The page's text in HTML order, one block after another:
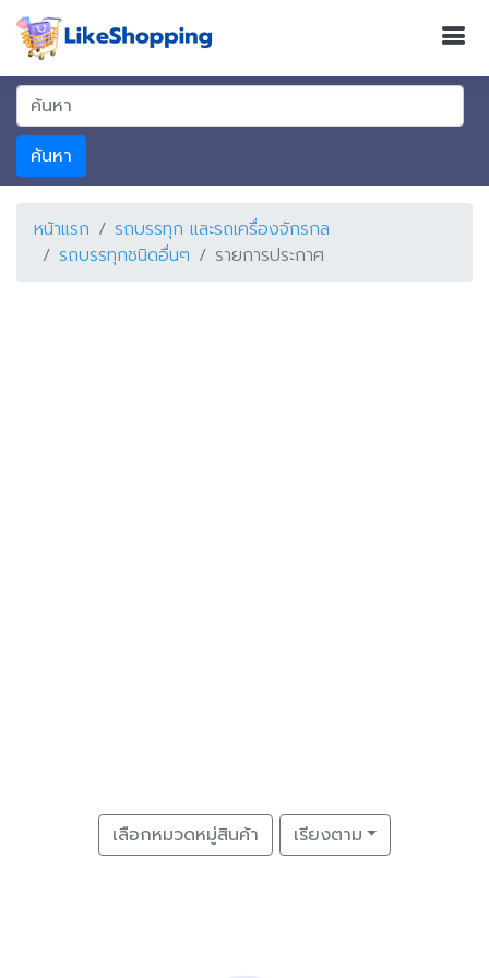
ค้นหา
หน้าแรก
รถบรรทุก และรถเครื่องจักรกล
รถบรรทุกชนิดอื่นๆ
รายการประกาศ
เลือกหมวดหมู่สินค้า เรียงตาม